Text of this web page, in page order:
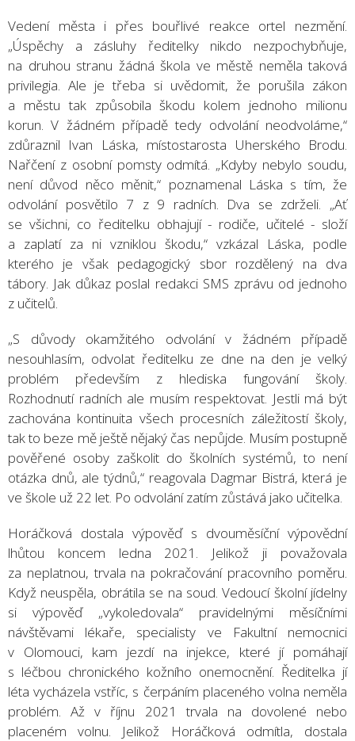
Vedení města i přes bouřlivé reakce ortel nezmění.
„Úspěchy a zásluhy ředitelky nikdo nezpochybňuje,
na druhou stranu žádná škola ve městě neměla taková
privilegia. Ale je třeba si uvědomit, že porušila zákon
a městu tak způsobila škodu kolem jednoho milionu
korun. V žádném případě tedy odvolání neodvoláme,“
zdůraznil Ivan Láska, místostarosta Uherského Brodu.
Nařčení z osobní pomsty odmítá. „Kdyby nebylo soudu,
není důvod něco měnit,“ poznamenal Láska s tím, že
odvolání posvětilo 7 z 9 radních. Dva se zdrželi. „Ať
se všichni, co ředitelku obhajují - rodiče, učitelé - složí
a zaplatí za ni vzniklou škodu,“ vzkázal Láska, podle
kterého je však pedagogický sbor rozdělený na dva
tábory. Jak důkaz poslal redakci SMS zprávu od jednoho
z učitelů.
„S důvody okamžitého odvolání v žádném případě
nesouhlasím, odvolat ředitelku ze dne na den je velký
problém především z hlediska fungování školy.
Rozhodnutí radních ale musím respektovat. Jestli má být
zachována kontinuita všech procesních záležitostí školy,
tak to beze mě ještě nějaký čas nepůjde. Musím postupně
pověřené osoby zaškolit do školních systémů, to není
otázka dnů, ale týdnů,“ reagovala Dagmar Bistrá, která je
ve škole už 22 let. Po odvolání zatím zůstává jako učitelka.
Horáčková dostala výpověď s dvouměsíční výpovědní
lhůtou koncem ledna 2021. Jelikož ji považovala
za neplatnou, trvala na pokračování pracovního poměru.
Když neuspěla, obrátila se na soud. Vedoucí školní jídelny
si výpověď „vykoledovala“ pravidelnými měsíčními
návštěvami lékaře, specialisty ve Fakultní nemocnici
v Olomouci, kam jezdí na injekce, které jí pomáhají
s léčbou chronického kožního onemocnění. Ředitelka jí
léta vycházela vstříc, s čerpáním placeného volna neměla
problém. Až v říjnu 2021 trvala na dovolené nebo
placeném volnu. Jelikož Horáčková odmítla, dostala